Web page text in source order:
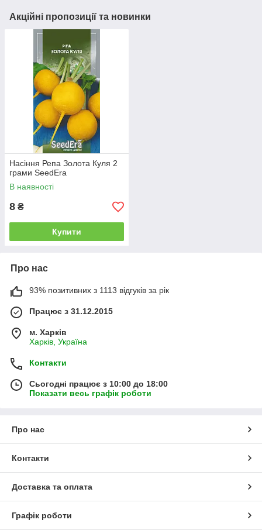
Акційні пропозиції та новинки
Насіння Репа Золота Куля 2
грами SeedEra
В наявності
8 ₴
Купити
Про нас
93% позитивних з 1113 відгуків за рік
Працює з 31.12.2015
м. Харків
Харків, Україна
Контакти
Сьогодні працює з 10:00 до 18:00
Показати весь графік роботи
Про нас
Контакти
Доставка та оплата
Графік роботи